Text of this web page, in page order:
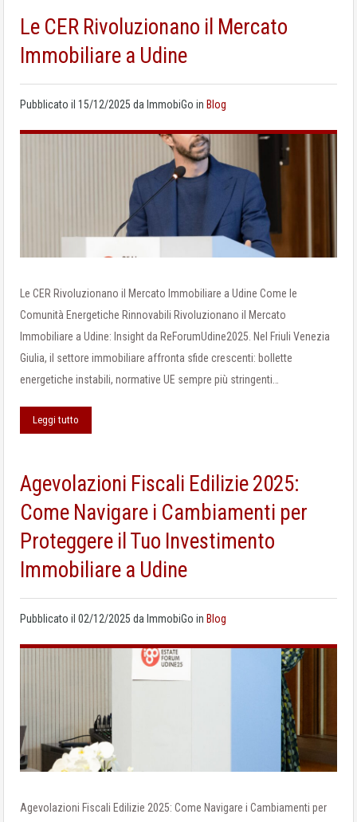
Le CER Rivoluzionano il Mercato
Immobiliare a Udine
Pubblicato il 15/12/2025 da ImmobiGo in Blog
Le CER Rivoluzionano il Mercato Immobiliare a Udine Come le
Comunità Energetiche Rinnovabili Rivoluzionano il Mercato
Immobiliare a Udine: Insight da ReForumUdine2025. Nel Friuli Venezia
Giulia, il settore immobiliare affronta sfide crescenti: bollette
energetiche instabili, normative UE sempre più stringenti…
Leggi tutto
Agevolazioni Fiscali Edilizie 2025:
Come Navigare i Cambiamenti per
Proteggere il Tuo Investimento
Immobiliare a Udine
Pubblicato il 02/12/2025 da ImmobiGo in Blog
Agevolazioni Fiscali Edilizie 2025: Come Navigare i Cambiamenti per